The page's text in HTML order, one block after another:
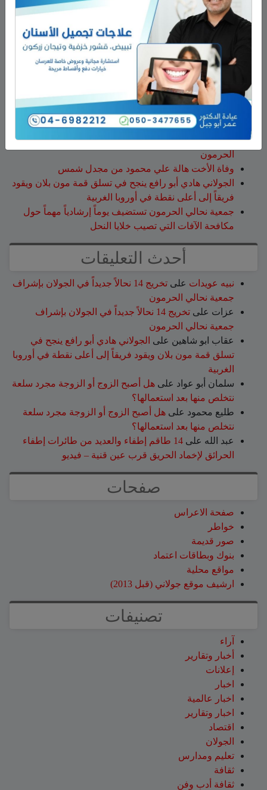
ابحث
أحدث المقالات
هذا الأسبوع: لا تفوّتوا اليوم المفتوح في كلية تل حاي
للهندسيين – 13/8/2026
تخريج 14 نحالاً جديداً في الجولان بإشراف جمعية نحالي
الحرمون
وفاة الأخت هالة علي محمود من مجدل شمس
الجولاني هادي أبو رافع ينجح في تسلق قمة مون بلان ويقود
فريقاً إلى أعلى نقطة في أوروبا الغربية
جمعية نحالي الحرمون تستضيف يوماً إرشادياً مهماً حول
مكافحة الآفات التي تصيب خلايا النحل
أحدث التعليقات
نبيه عويدات على
تخريج 14 نحالاً جديداً في الجولان بإشراف
جمعية نحالي الحرمون
عزات على
تخريج 14 نحالاً جديداً في الجولان بإشراف
جمعية نحالي الحرمون
عقاب ابو شاهين على الجولاني هادي أبو رافع ينجح في
تسلق قمة مون بلان ويقود فريقاً إلى أعلى نقطة في أوروبا
الغربية
سلمان أبو عواد على هل أصبح الزوج أو الزوجة مجرد سلعة
نتخلص منها بعد استعمالها؟
طليع محمود على هل أصبح الزوج أو الزوجة مجرد سلعة
نتخلص منها بعد استعمالها؟
عبد الله على
14 طاقم إطفاء والعديد من طائرات إطفاء
الحرائق لإخماد الحريق قرب عين قنية – فيديو
صفحات
صفحة الاعراس
خواطر
صور قديمة
بنوك وبطاقات اعتماد
مواقع محلية
ارشيف موقع جولاني (قبل 2013)
تصنيفات
آراء
أخبار وتقارير
إعلانات
اخبار
اخبار عالمية
اخبار وتقارير
اقتصاد
الجولان
تعليم ومدارس
ثقافة
ثقافة أدب وفن